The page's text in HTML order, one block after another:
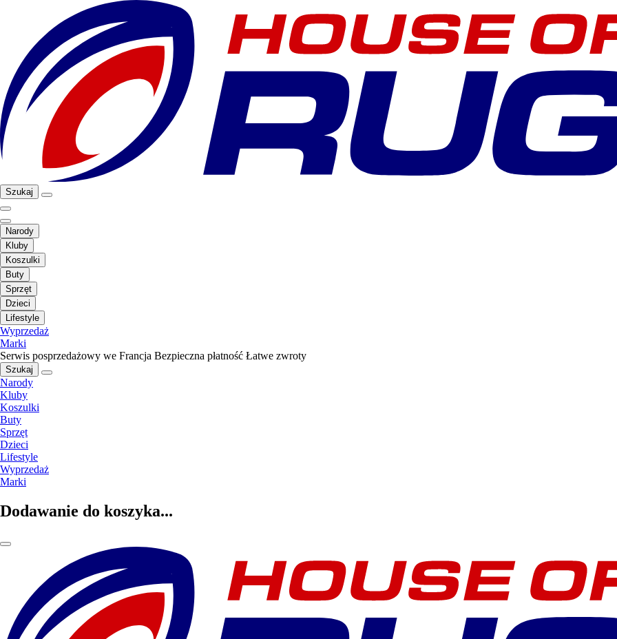
Szukaj
Narody
Kluby
Koszulki
Buty
Sprzęt
Dzieci
Lifestyle
Wyprzedaż
Marki
Serwis posprzedażowy we Francja Bezpieczna płatność Łatwe zwroty
Szukaj
Narody
Kluby
Koszulki
Buty
Sprzęt
Dzieci
Lifestyle
Wyprzedaż
Marki
Dodawanie do koszyka...